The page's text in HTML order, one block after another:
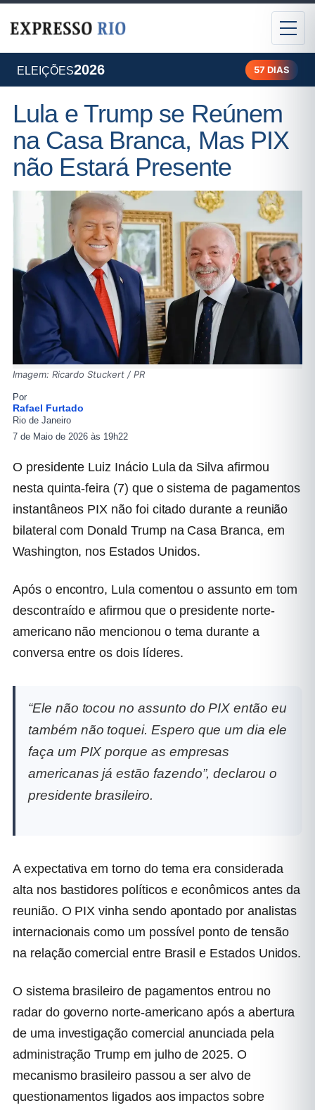
ELEIÇÕES2026 57 DIAS
Lula e Trump se Reúnem
na Casa Branca, Mas PIX
não Estará Presente
Imagem: Ricardo Stuckert / PR
Por
Rafael Furtado
Rio de Janeiro
7 de Maio de 2026 às 19h22
O presidente Luiz Inácio Lula da Silva afirmou
nesta quinta-feira (7) que o sistema de pagamentos
instantâneos PIX não foi citado durante a reunião
bilateral com Donald Trumpna Casa Branca, em
Washington, nos Estados Unidos.
Após o encontro, Lula comentou o assunto em tom
descontraído e afirmou que o presidente norte-
americano não mencionou o tema durante a
conversa entre os dois líderes.
“Ele não tocou no assunto do PIX então eu
também não toquei. Espero que um dia ele
faça um PIX porque as empresas
americanas já estão fazendo”, declarou o
presidente brasileiro.
A expectativa em torno do tema era considerada
alta nos bastidores políticos e econômicos antes da
reunião. O PIX vinha sendo apontado por analistas
internacionais como um possível ponto de tensão
na relação comercial entre Brasil e Estados Unidos.
O sistema brasileiro de pagamentos entrou no
radar do governo norte-americano após a abertura
de uma investigação comercial anunciada pela
administração Trump em julho de 2025. O
mecanismo brasileiro passou a ser alvo de
questionamentos ligados aos impactos sobre